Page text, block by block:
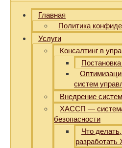
Главная
Политика
Услуги
Консалтинг в
систем
Внедрение
ХАССП —
безопасности
Что